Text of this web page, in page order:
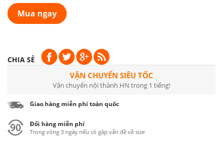
Mua ngay
CHIA SẺ
VẬN CHUYỂN SIÊU TỐC
Vận chuyển nội thành HN trong 1 tiếng!
Giao hàng miễn phí toàn quốc
Đổi hàng miễn phí
Trong vòng 3 ngày nếu có gặp vấn đề về size